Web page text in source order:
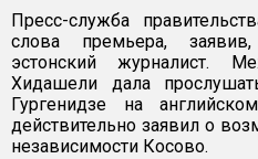
Пресс-служба
слова премьера,
эстонский журналист.
Хидашели дала
Гургенидзе на
действительно заявил о
независимости Косово.